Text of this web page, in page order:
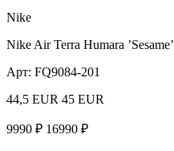
Nike
Nike Air Terra Humara ’Sesame’
Арт: FQ9084-201
44,5 EUR 45 EUR
9990 ₽ 16990 ₽